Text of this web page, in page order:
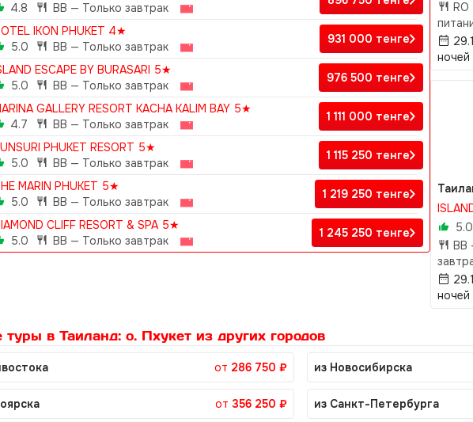
4.8
BB — Только завтрак
IKON PHUKET 4★
5.0
BB — Только завтрак
931 000 тенге
ESCAPE BY BURASARI 5★
5.0
BB — Только завтрак
976 500 тенге
GALLERY RESORT KACHA KALIM BAY 5★
4.7
BB — Только завтрак
1 111 000 тенге
PHUKET RESORT 5★
5.0
BB — Только завтрак
1 115 250 тенге
MARIN PHUKET 5★
5.0
BB — Только завтрак
1 219 250 тенге
CLIFF RESORT & SPA 5★
5.0
BB — Только завтрак
1 245 250 тенге
RO
ночей
5.0
BB
ночей
туры в Таиланд: о. Пхукет из других городов
от 286 750 ₽
от 356 250 ₽
из Новосибирска
из Санкт-Петербурга